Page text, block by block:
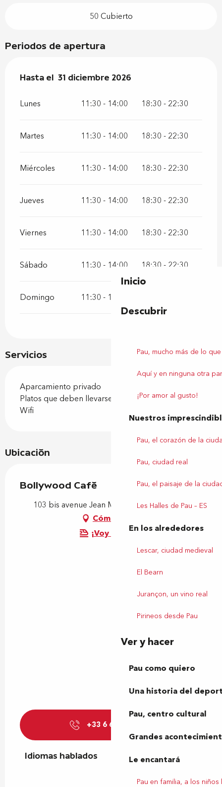
Inicio
Descubrir
Pau, mucho más de lo
Aquí y en ninguna otra
¡Por amor al gusto!
Nuestros
Pau, el corazón de la
Pau, ciudad real
Pau, el paisaje de la
Les Halles de Pau – ES
En los alrededores
Lescar, ciudad medieval
El Bearn
Jurançon, un vino real
Pirineos desde Pau
Ver y hacer
Pau como quiero
Una historia del
Pau, centro cultural
Grandes
Le encantará
Pau en familia, a los niños
Servicios
Aparcamiento privado
Platos que deben llevarse
Wifi
50 Cubierto
Periodos de apertura
Del2 enero 2026al31 diciembre 2026
Hasta el 31 diciembre 2026
Lunes 11:30 - 14:00 18:30 - 22:30
Martes 11:30 - 14:00 18:30 - 22:30
Miércoles 11:30 - 14:00 18:30 - 22:30
Jueves 11:30 - 14:00 18:30 - 22:30
Viernes 11:30 - 14:00 18:30 - 22:30
Sábado 11:30 - 14:00 18:30 - 22:30
Domingo 11:30 - 14:00
Ubicación
Bollywood Café
103 bis avenue Jean Mermoz, 64140 Billère
Cómo llegar
¡Voy en tren!
+33 6 62 52 83
Idiomas hablados
Idiomas hablados